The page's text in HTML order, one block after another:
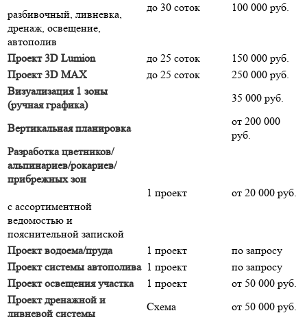
разбивочный, ливневка,
дренаж, освещение,
автополив
до 30 соток 100 000 руб.
Проект 3D Lumion до 25 соток
150 000 руб.
Проект 3D MAX
до 25 соток
250 000 руб.
Визуализация 1 зоны
(ручная графика)
35 000 руб.
Вертикальная планировка
от 200 000
руб.
Разработка цветников/
альпинариев/рокариев/
прибрежных зон
с ассортиментной
ведомостью и
пояснительной запиской
1 проект от 20 000 руб.
Проект водоема/пруда 1 проект
по запросу
Проект системы автополива 1 проект
по запросу
Проект освещения участка
1 проект
от 50 000 руб.
Проект дренажной и
ливневой системы
Схема
от 50 000 руб.